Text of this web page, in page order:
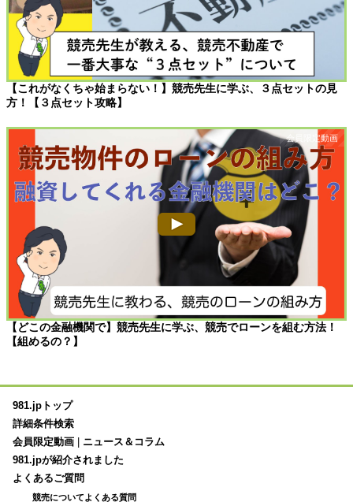
【これがなくちゃ始まらない！】競売先生に学ぶ、３点セットの見
方！【３点セット攻略】
【どこの金融機関で】競売先生に学ぶ、競売でローンを組む方法！
【組めるの？】
981.jpトップ
詳細条件検索
会員限定動画
ニュース＆コラム
981.jpが紹介されました
よくあるご質問
競売についてよくある質問